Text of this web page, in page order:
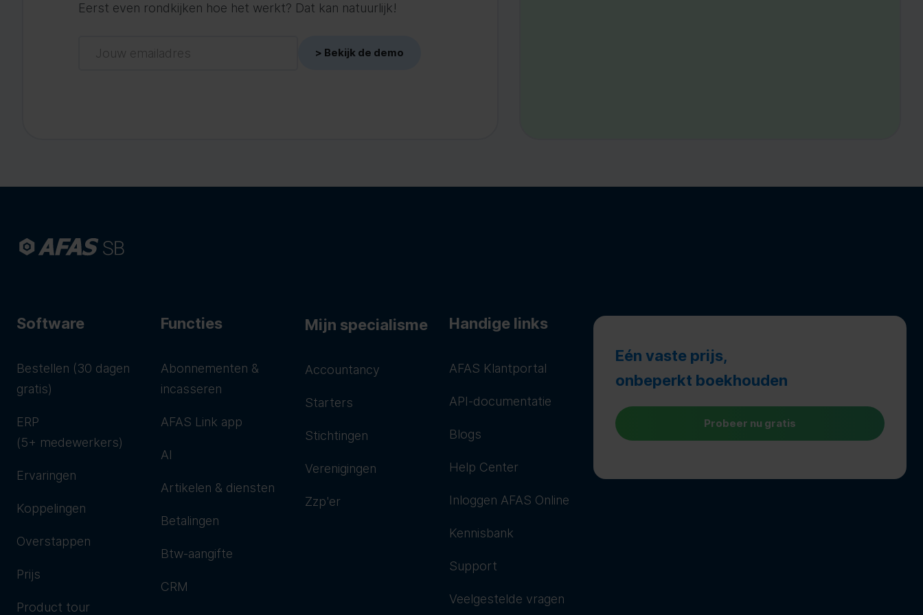
Eerst even rondkijken hoe het werkt? Dat kan natuurlijk!
Software
Bestellen (30 dagen
gratis)
ERP
(5+ medewerkers)
Ervaringen
Koppelingen
Overstappen
Prijs
Product tour
Functies
Abonnementen &
incasseren
AFAS Link app
AI
Artikelen & diensten
Betalingen
Btw-aangifte
CRM
Mijn specialisme
Accountancy
Starters
Stichtingen
Verenigingen
Zzp'er
Handige links
AFAS Klantportal
API-documentatie
Blogs
Help Center
Inloggen AFAS Online
Kennisbank
Support
Veelgestelde vragen
Eén vaste prijs,
onbeperkt boekhouden
Probeer nu gratis